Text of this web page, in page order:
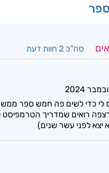
סה"כ 2 חוות דעת
לי כדי לשים פה חמש ספר
רואים שמדריך הטרמפיסט
יצא לפני עשר שנים)